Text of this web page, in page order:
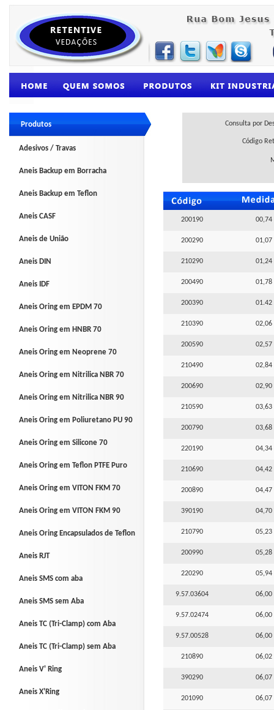
Produtos
Adesivos / Travas
Aneis Backup em Borracha
Aneis Backup em Teflon
Aneis CASF
Aneis de União
Aneis DIN
Aneis IDF
Aneis Oring em EPDM 70
Aneis Oring em HNBR 70
Aneis Oring em Neoprene 70
Aneis Oring em Nitrilica NBR 70
Aneis Oring em Nitrilica NBR 90
Aneis Oring em Poliuretano PU 90
Aneis Oring em Silicone 70
Aneis Oring em Teflon PTFE Puro
Aneis Oring em VITON FKM 70
Aneis Oring em VITON FKM 90
Aneis Oring Encapsulados de Teflon
Aneis RJT
Aneis SMS com aba
Aneis SMS sem Aba
Aneis TC (Tri-Clamp) com Aba
Aneis TC (Tri-Clamp) sem Aba
Aneis V' Ring
Aneis X'Ring
Consulta por
Código
200190 00,74
200290 01,07
210290 01,24
200490 01,78
200390 01.42
210390 02,06
200590 02,57
210490 02,84
200690 02,90
210590 03,63
200790 03,68
220190 04,34
210690 04,42
200890 04,47
390190 04,70
210790 05,23
200990 05,28
220290 05,94
9.57.03604 06,00
9.57.02474 06,00
9.57.00528 06,00
210890 06,02
390290 06,07
201090 06,07